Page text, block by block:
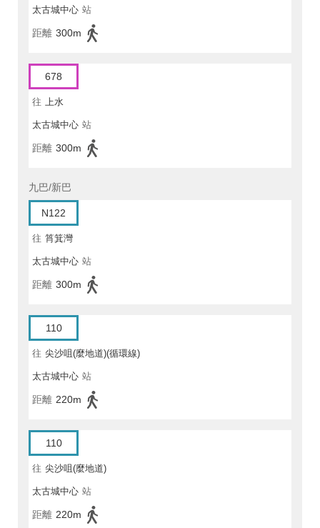
太古城中心 站
距離 300m
678
往 上水
太古城中心 站
距離 300m
九巴/新巴
N122
往 筲箕灣
太古城中心 站
距離 300m
110
往 尖沙咀(麼地道)(循環線)
太古城中心 站
距離 220m
110
往 尖沙咀(麼地道)
太古城中心 站
距離 220m